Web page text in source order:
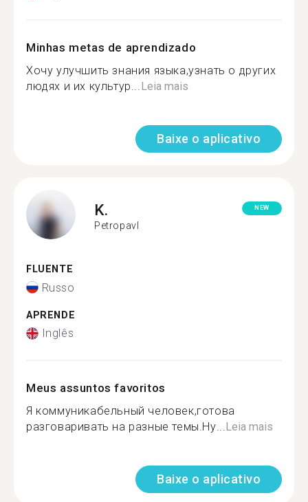
Minhas metas de aprendizado
Хочу улучшить знания языка,узнать о других
людях и их культур...Leia mais
Baixe o aplicativo
K.
Petropavl
NEW
FLUENTE
Russo
APRENDE
Inglês
Meus assuntos favoritos
Я коммуникабельный человек,готова
разговаривать на разные темы.Ну...Leia mais
Baixe o aplicativo